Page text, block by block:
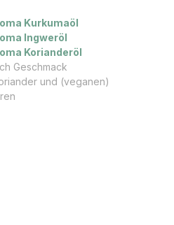
Kurkumaöl
Ingweröl
Korianderöl
Geschmack
und (veganen)